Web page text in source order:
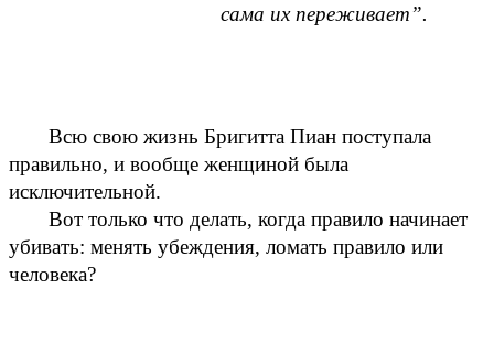
сама их переживает”.
Всю свою жизнь Бригитта Пиан поступала
правильно, и вообще женщиной была
исключительной.
Вот только что делать, когда правило начинает
убивать: менять убеждения, ломать правило или
человека?